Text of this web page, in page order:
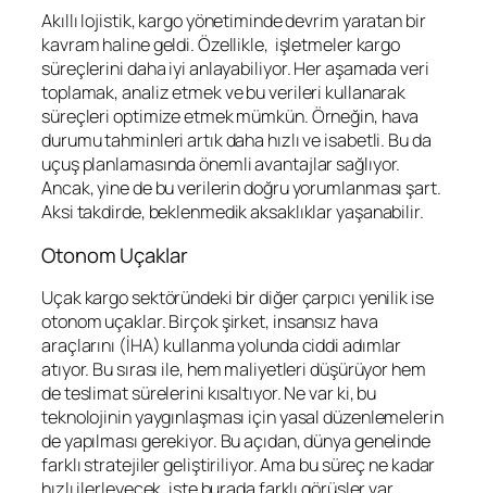
Akıllı lojistik, kargo yönetiminde devrim yaratan bir
kavram haline geldi. Özellikle, işletmeler kargo
süreçlerini daha iyi anlayabiliyor. Her aşamada veri
toplamak, analiz etmek ve bu verileri kullanarak
süreçleri optimize etmek mümkün. Örneğin, hava
durumu tahminleri artık daha hızlı ve isabetli. Bu da
uçuş planlamasında önemli avantajlar sağlıyor.
Ancak, yine de bu verilerin doğru yorumlanması şart.
Aksi takdirde, beklenmedik aksaklıklar yaşanabilir.
Otonom Uçaklar
Uçak kargo sektöründeki bir diğer çarpıcı yenilik ise
otonom uçaklar. Birçok şirket, insansız hava
araçlarını (İHA) kullanma yolunda ciddi adımlar
atıyor. Bu sırası ile, hem maliyetleri düşürüyor hem
de teslimat sürelerini kısaltıyor. Ne var ki, bu
teknolojinin yaygınlaşması için yasal düzenlemelerin
de yapılması gerekiyor. Bu açıdan, dünya genelinde
farklı stratejiler geliştiriliyor. Ama bu süreç ne kadar